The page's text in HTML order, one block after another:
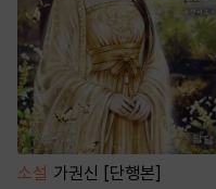
소설 가권신 [단행본]